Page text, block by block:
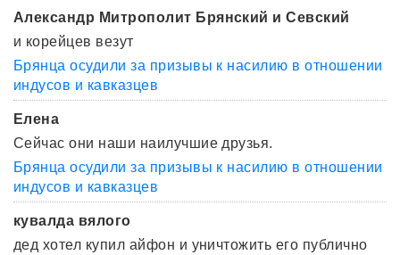
Александр Митрополит Брянский и Севский
и корейцев везут
Брянца осудили за призывы к насилию в отношении
индусов и кавказцев
Елена
Сейчас они наши наилучшие друзья.
Брянца осудили за призывы к насилию в отношении
индусов и кавказцев
кувалда вялого
дед хотел купил айфон и уничтожить его публично